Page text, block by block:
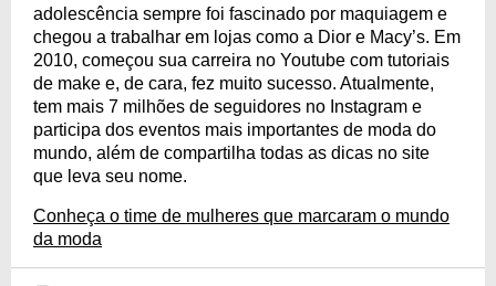
adolescência sempre foi fascinado por maquiagem e
chegou a trabalhar em lojas como a Dior e Macy’s. Em
2010, começou sua carreira no Youtube com tutoriais
de make e, de cara, fez muito sucesso. Atualmente,
tem mais 7 milhões de seguidores no Instagram e
participa dos eventos mais importantes de moda do
mundo, além de compartilha todas as dicas no site
que leva seu nome.
Conheça o time de mulheres que marcaram o mundo
da moda